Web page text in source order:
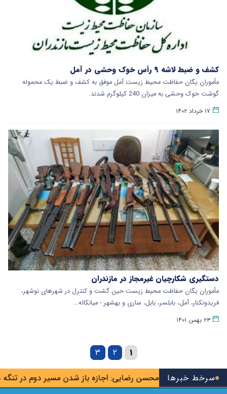
سرخط خبرهامحسن رضایی: اجازه باز شدن مسیر دوم در تنگه هرمز تیم
کشف و ضبط لاشه ۹ رأس خوک وحشی در آمل
مأموران یگان حفاظت محیط زیست آمل موفق به کشف و ضبط یک محموله
گوشت خوک وحشی به میزان 240 کیلوگرم شدند.
۱۷ خرداد ۱۴۰۲
دستگیری شکارچیان غیرمجاز در مازندران
مأموران یگان حفاظت محیط زیست حین گشت و کنترل در شهرهای نوشهر،
فریدونکنار، آمل، بابلسر، بابل، ساری و بهشهر - میانکاله…
۲۳ بهمن ۱۴۰۱
۱ ۲ ۳